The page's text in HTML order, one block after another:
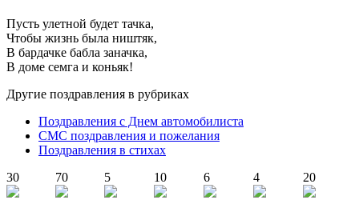
Пусть улетной будет тачка,
Чтобы жизнь была ништяк,
В бардачке бабла заначка,
В доме семга и коньяк!
Другие поздравления в рубриках
Поздравления с Днем автомобилиста
СМС поздравления и пожелания
Поздравления в стихах
30
70 5 10 6 4 20